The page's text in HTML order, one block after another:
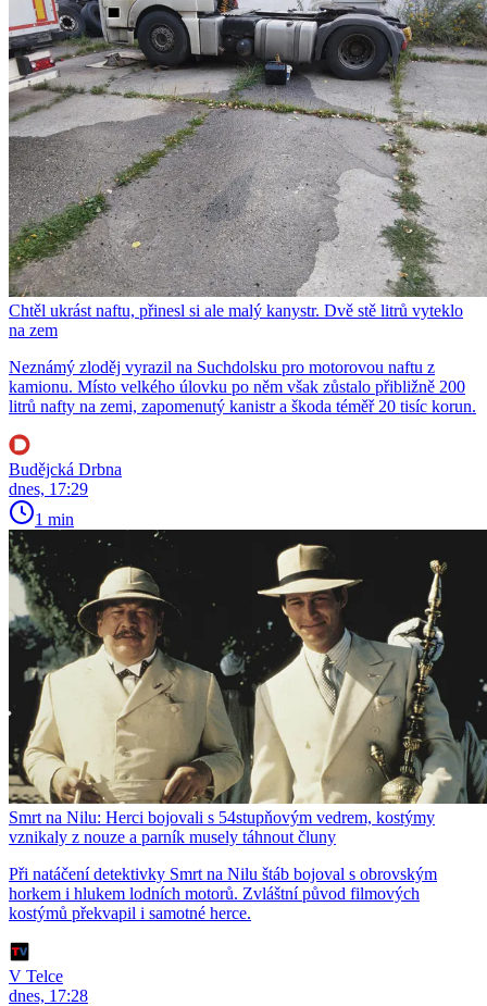
Chtěl ukrást naftu, přinesl si ale malý kanystr. Dvě stě litrů vyteklo
na zem
Neznámý zloděj vyrazil na Suchdolsku pro motorovou naftu z
kamionu. Místo velkého úlovku po něm však zůstalo přibližně 200
litrů nafty na zemi, zapomenutý kanistr a škoda téměř 20 tisíc korun.
Budějcká Drbna
dnes, 17:29
1 min
Smrt na Nilu: Herci bojovali s 54stupňovým vedrem, kostýmy
vznikaly z nouze a parník musely táhnout čluny
Při natáčení detektivky Smrt na Nilu štáb bojoval s obrovským
horkem i hlukem lodních motorů. Zvláštní původ filmových
kostýmů překvapil i samotné herce.
V Telce
dnes, 17:28